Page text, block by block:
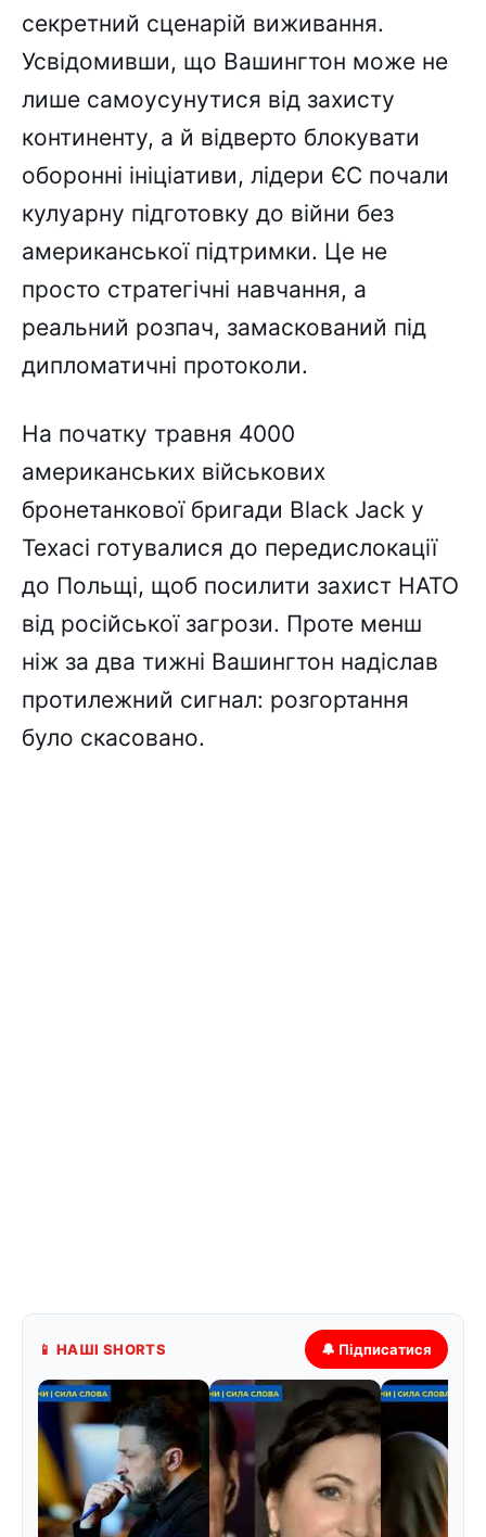
секретний сценарій виживання.
Усвідомивши, що Вашингтон може не
лише самоусунутися від захисту
континенту, а й відверто блокувати
оборонні ініціативи, лідери ЄС почали
кулуарну підготовку до війни без
американської підтримки. Це не
просто стратегічні навчання, а
реальний розпач, замаскований під
дипломатичні протоколи.
На початку травня 4000
американських військових
бронетанкової бригади Black Jack у
Техасі готувалися до передислокації
до Польщі, щоб посилити захист НАТО
від російської загрози. Проте менш
ніж за два тижні Вашингтон надіслав
протилежний сигнал: розгортання
було скасовано.
📱 НАШІ SHORTS 🔔 Підписатися